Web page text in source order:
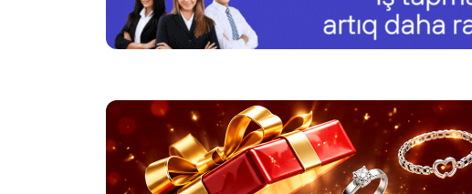
Yuxuda qızıl sep (boyunbağı) satmaq
Yuxuda kiməsə qızıl sep (boyunbağı) vermək
Sep (boyunbağı) yuxu yozmaları